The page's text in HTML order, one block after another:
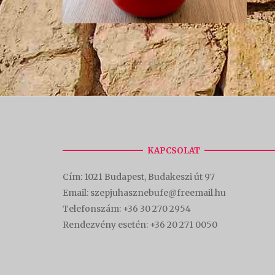
KAPCSOLAT
Cím: 1021 Budapest, Budakeszi út 97
Email: szepjuhasznebufe@freemail.hu
Telefonszám: +36 30 270 2954
Rendezvény esetén: +36 20 271 0050